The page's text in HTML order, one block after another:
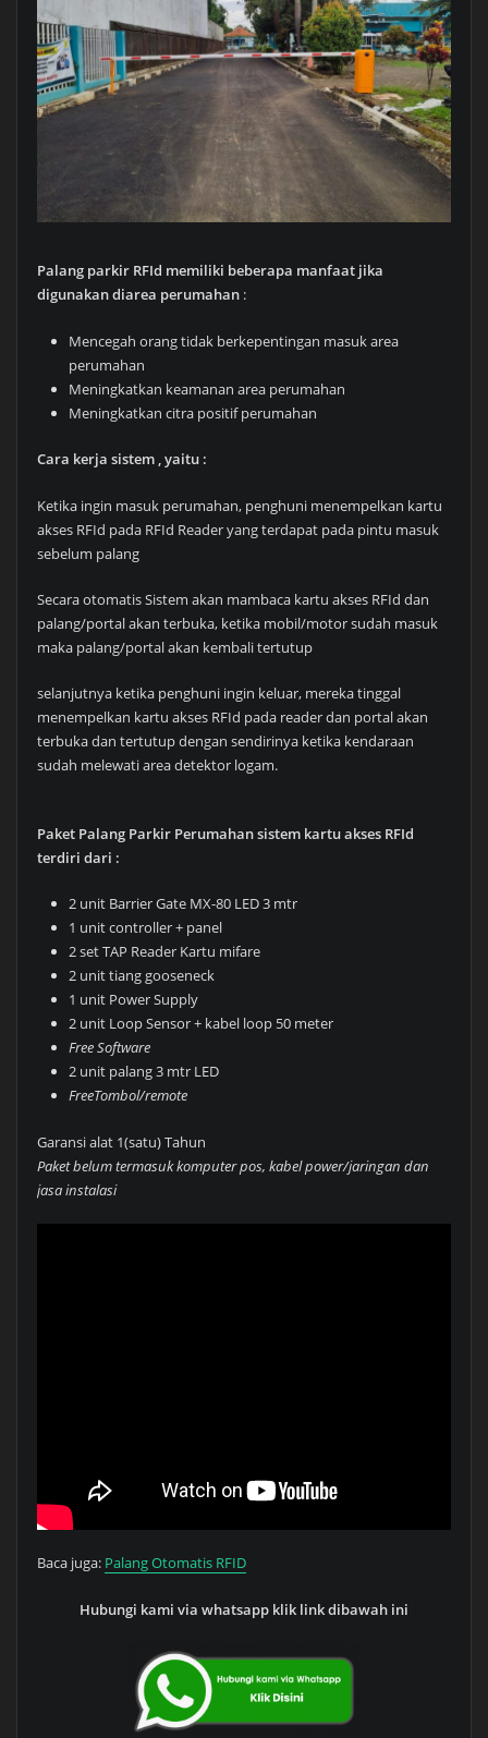
Palang parkir RFId memiliki beberapa manfaat jika
digunakan diarea perumahan:
Mencegah orang tidak berkepentingan masuk area
perumahan
Meningkatkan keamanan area perumahan
Meningkatkan citra positif perumahan
Cara kerja sistem , yaitu :
Ketika ingin masuk perumahan, penghuni menempelkan kartu
akses RFId pada RFId Reader yang terdapat pada pintu masuk
sebelum palang
Secara otomatis Sistem akan mambaca kartu akses RFId dan
palang/portal akan terbuka, ketika mobil/motor sudah masuk
maka palang/portal akan kembali tertutup
selanjutnya ketika penghuni ingin keluar, mereka tinggal
menempelkan kartu akses RFId pada reader dan portal akan
terbuka dan tertutup dengan sendirinya ketika kendaraan
sudah melewati area detektor logam.
Paket Palang Parkir Perumahan sistem kartu akses RFId
terdiri dari :
2 unit Barrier Gate MX-80 LED 3 mtr
1 unit controller + panel
2 set TAP Reader Kartu mifare
2 unit tiang gooseneck
1 unit Power Supply
2 unit Loop Sensor + kabel loop 50 meter
Free Software
2 unit palang 3 mtr LED
FreeTombol/remote
Garansi alat 1(satu) Tahun
Paket belum termasuk komputer pos, kabel power/jaringan dan
jasa instalasi
Baca juga: Palang Otomatis RFID
Hubungi kami via whatsapp klik link dibawah ini